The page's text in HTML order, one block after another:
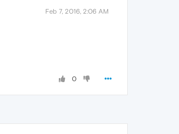
Feb 7, 2016, 2:06 AM
0